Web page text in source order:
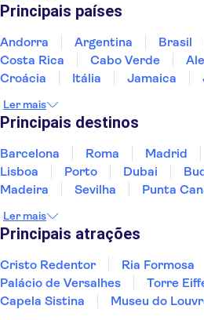
Principais países
Andorra Argentina Brasil
Costa Rica
Cabo Verde
Croácia
Itália Jamaica
Portugal
Singapura
Ler mais
Principais destinos
Barcelona Roma Madrid
Lisboa
Porto Dubai
Madeira
Sevilha Punta
Sesimbra
Ler mais
Principais atrações
Cristo Redentor Ria Formosa
Palácio de Versalhes
Torre
Capela Sistina
Museu do